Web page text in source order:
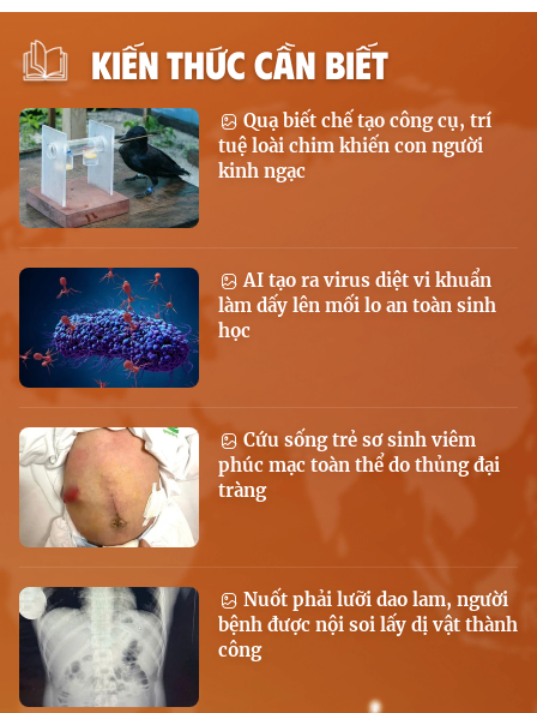
KIẾN THỨC CẦN BIẾT
Quạ biết chế tạo công cụ, trí
tuệ loài chim khiến con người
kinh ngạc
AI tạo ra virus diệt vi khuẩn
làm dấy lên mối lo an toàn sinh
học
Cứu sống trẻ sơ sinh viêm
phúc mạc toàn thể do thủng đại
tràng
Nuốt phải lưỡi dao lam, người
bệnh được nội soi lấy dị vật thành
công